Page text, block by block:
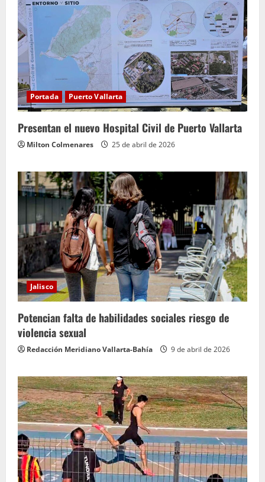
Portada Puerto Vallarta
Presentan el nuevo Hospital Civil de Puerto Vallarta
Milton Colmenares 25 de abril de 2026
Jalisco
Potencian falta de habilidades sociales riesgo de
violencia sexual
Redacción Meridiano Vallarta-Bahía 9 de abril de 2026